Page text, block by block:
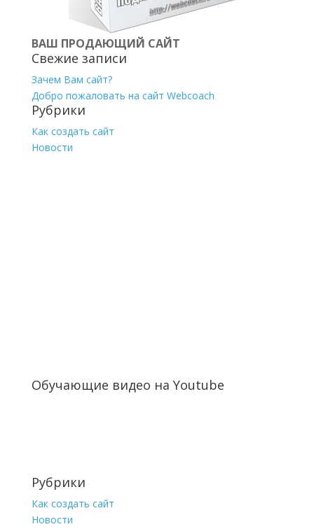
ВАШ ПРОДАЮЩИЙ САЙТ
Свежие записи
Зачем Вам сайт?
Добро пожаловать на сайт Webcoach
Рубрики
Как создать сайт
Новости
Обучающие видео на Youtube
Рубрики
Как создать сайт
Новости